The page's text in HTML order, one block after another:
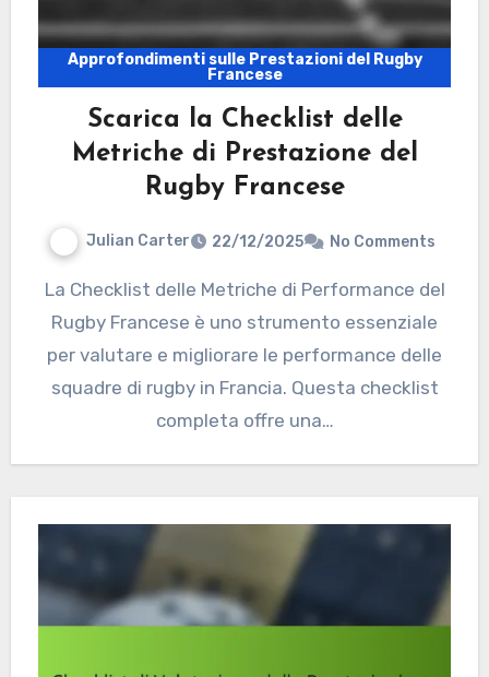
Approfondimenti sulle Prestazioni del Rugby
Francese
Scarica la Checklist delle
Metriche di Prestazione del
Rugby Francese
Julian Carter 22/12/2025 No Comments
La Checklist delle Metriche di Performance del
Rugby Francese è uno strumento essenziale
per valutare e migliorare le performance delle
squadre di rugby in Francia. Questa checklist
completa offre una…